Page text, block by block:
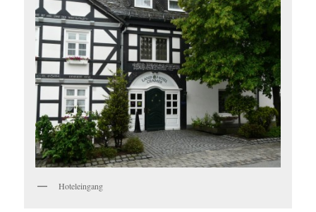
Hoteleingang